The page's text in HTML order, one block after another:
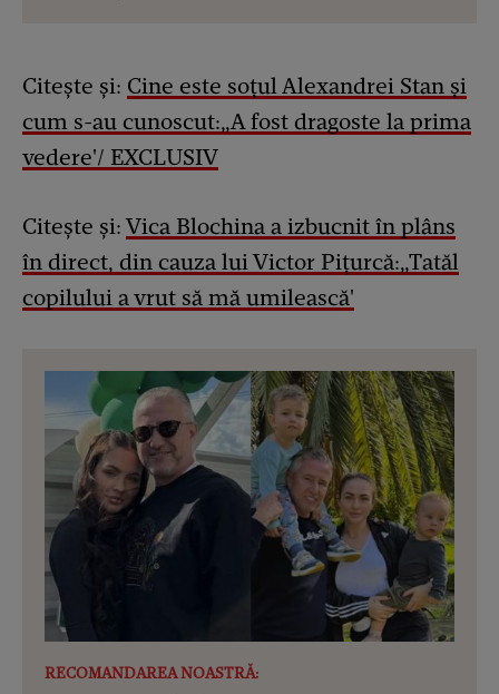
Citește și: Cine este soțul Alexandrei Stan și
cum s-au cunoscut:„A fost dragoste la prima
vedere'/ EXCLUSIV
Citește și: Vica Blochina a izbucnit în plâns
în direct, din cauza lui Victor Pițurcă:„Tatăl
copilului a vrut să mă umilească'
RECOMANDAREA NOASTRĂ: